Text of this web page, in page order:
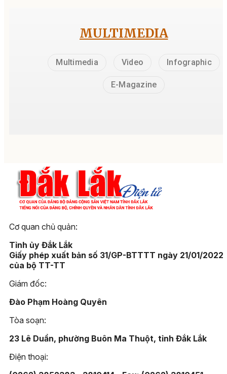
MULTIMEDIA
Multimedia Video Infographic
E-Magazine
Cơ quan chủ quản:
Tỉnh ủy Đắk Lắk
Giấy phép xuất bản số 31/GP-BTTTT ngày 21/01/2022
của bộ TT-TT
Giám đốc:
Đào Phạm Hoàng Quyên
Tòa soạn:
23 Lê Duẩn, phường Buôn Ma Thuột, tỉnh Đắk Lắk
Điện thoại: